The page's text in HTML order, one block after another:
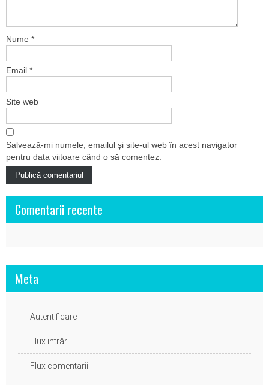
Nume *
Email *
Site web
Salvează-mi numele, emailul și site-ul web în acest navigator
pentru data viitoare când o să comentez.
Comentarii recente
Meta
Autentificare
Flux intrări
Flux comentarii